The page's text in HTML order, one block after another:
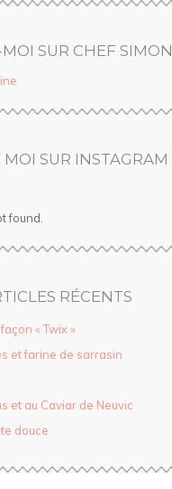
SUR CHEF SIMON
MOI SUR INSTAGRAM
found.
RÉCENTS
« Twix »
et farine de sarrasin
et au Caviar de Neuvic
douce